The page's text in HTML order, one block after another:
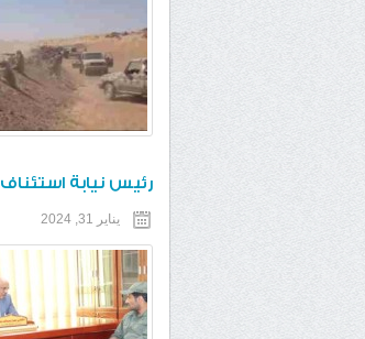
رئيس نيابة
يناير 31, 2024